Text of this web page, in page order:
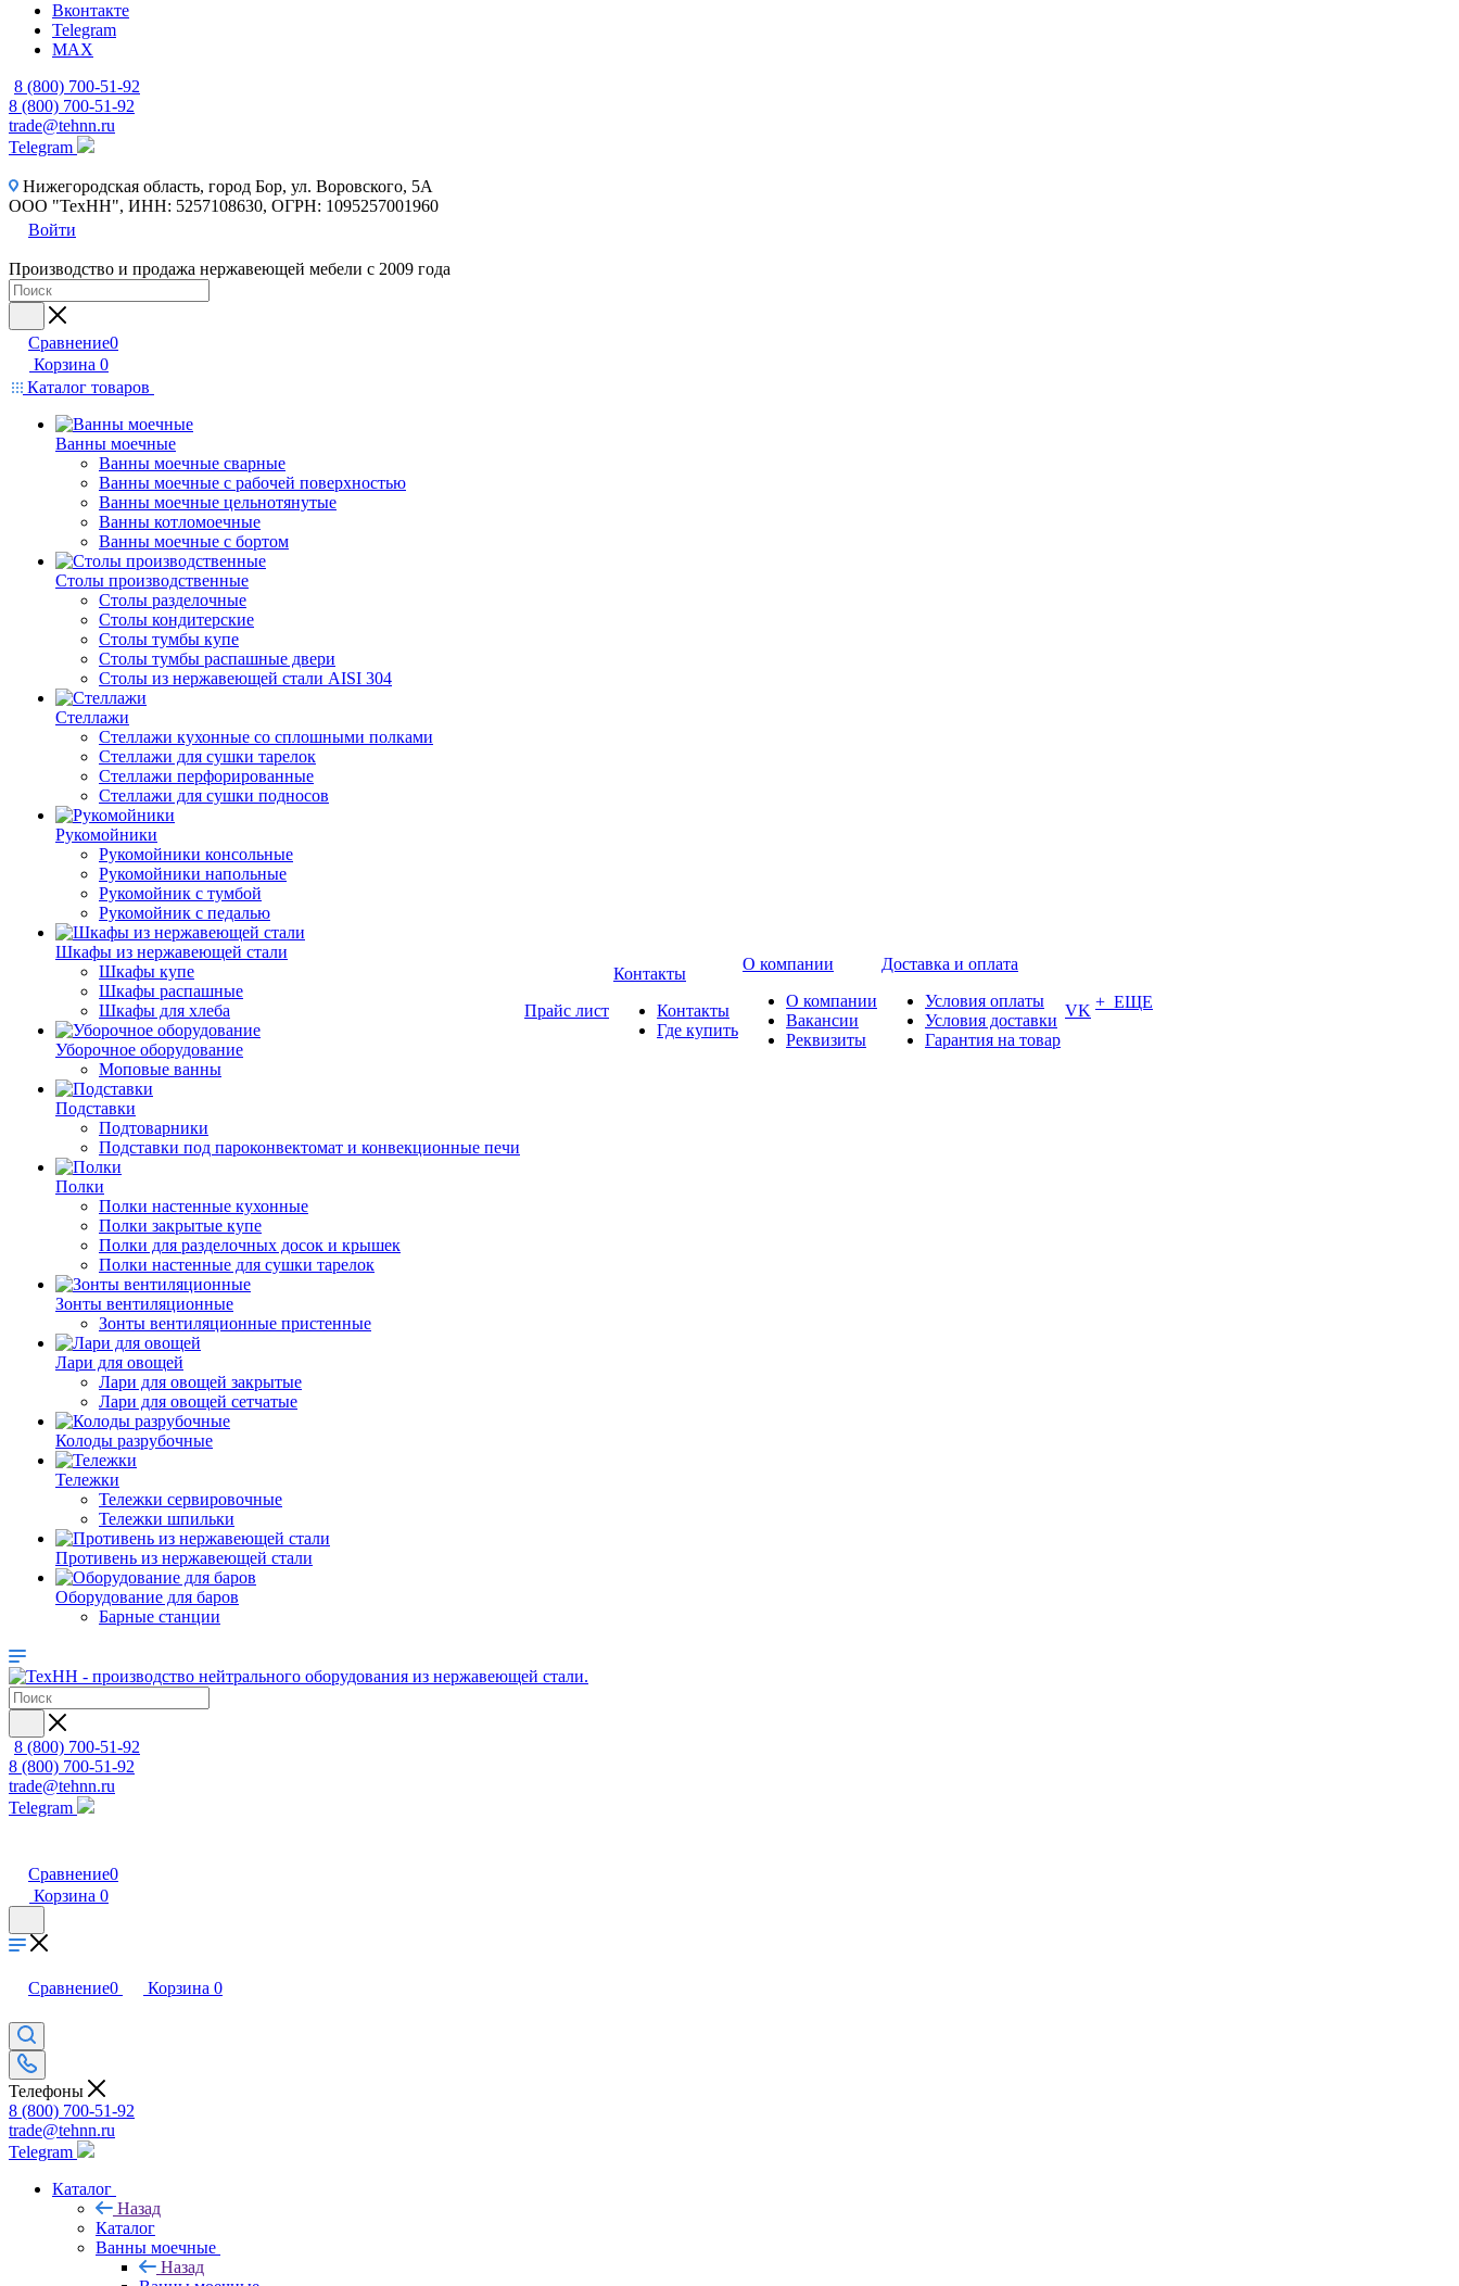
Вконтакте
Telegram
MAX
8 (800) 700-51-92
8 (800) 700-51-92
trade@tehnn.ru
Telegram
Нижегородская область, город Бор, ул. Воровского, 5А
ООО "ТехНН", ИНН: 5257108630, ОГРН: 1095257001960
Войти
Производство и продажа нержавеющей мебели с 2009 года
Сравнение0
Корзина 0
Каталог товаров
Ванны моечные
Ванны моечные сварные
Ванны моечные с рабочей поверхностью
Ванны моечные цельнотянутые
Ванны котломоечные
Ванны моечные с бортом
Столы производственные
Столы разделочные
Столы кондитерские
Столы тумбы купе
Столы тумбы распашные двери
Столы из нержавеющей стали AISI 304
Стеллажи
Стеллажи кухонные со сплошными полками
Стеллажи для сушки тарелок
Стеллажи перфорированные
Стеллажи для сушки подносов
Рукомойники
Рукомойники консольные
Рукомойники напольные
Рукомойник с тумбой
Рукомойник с педалью
Шкафы из нержавеющей стали
Шкафы купе
Шкафы распашные
Шкафы для хлеба
Уборочное оборудование
Моповые ванны
Подставки
Подтоварники
Подставки под пароконвектомат и конвекционные печи
Полки
Полки настенные кухонные
Полки закрытые купе
Полки для разделочных досок и крышек
Полки настенные для сушки тарелок
Зонты вентиляционные
Зонты вентиляционные пристенные
Лари для овощей
Лари для овощей закрытые
Лари для овощей сетчатые
Колоды разрубочные
Тележки
Тележки сервировочные
Тележки шпильки
Противень из нержавеющей стали
Оборудование для баров
Барные станции
Прайс лист
Контакты
Контакты
Где купить
О компании
О компании
Вакансии
Реквизиты
Доставка и оплата
Условия оплаты
Условия доставки
Гарантия на товар
VK + ЕЩЕ
8 (800) 700-51-92
8 (800) 700-51-92
trade@tehnn.ru
Telegram
Сравнение0
Корзина 0
Сравнение0 Корзина 0
Телефоны
8 (800) 700-51-92
trade@tehnn.ru
Telegram
Каталог
Назад
Каталог
Ванны моечные
Назад